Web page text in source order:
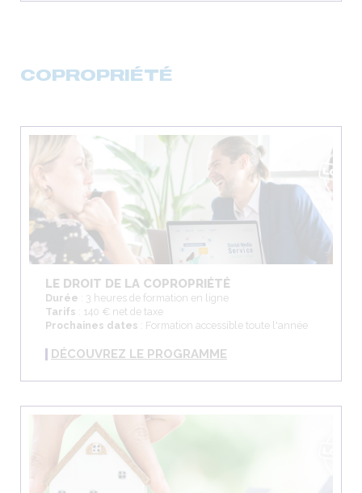
COPROPRIÉTÉ
LE DROIT DE LA COPROPRIÉTÉ
Durée : 3 heures de formation en ligne
Tarifs : 140 € net de taxe
Prochaines dates : Formation accessible toute l'année
DÉCOUVREZ LE PROGRAMME